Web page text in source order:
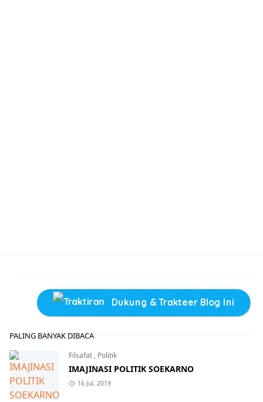
Dukung & Trakteer Blog Ini
PALING BANYAK DIBACA
Filsafat , Politik
IMAJINASI POLITIK SOEKARNO
16 Jul, 2019